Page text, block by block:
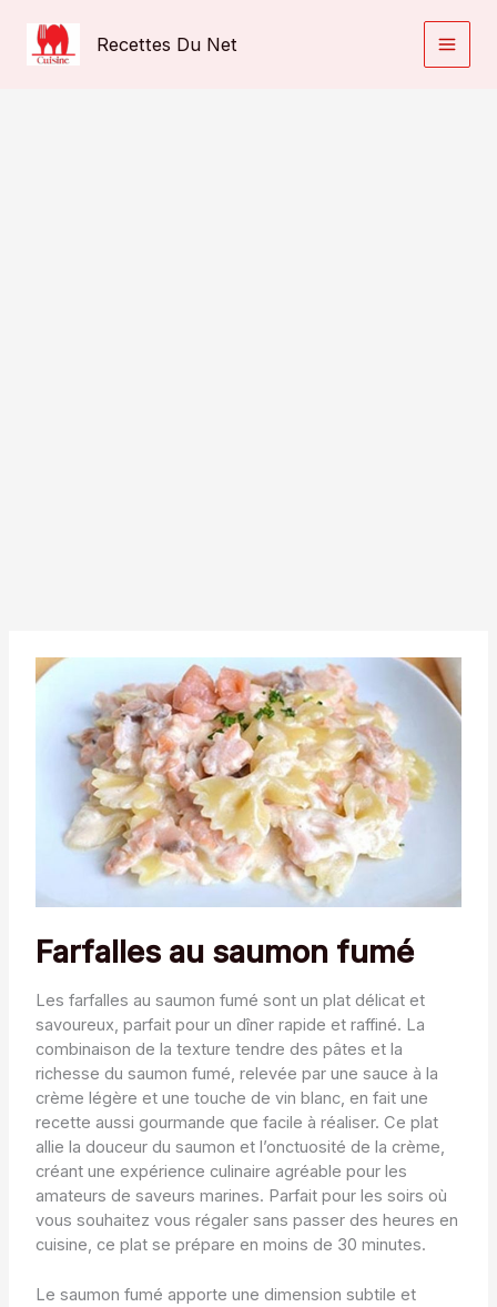
contenu
Recettes Du Net
Farfalles au saumon fumé
Les farfalles au saumon fumé sont un plat délicat et
savoureux, parfait pour un dîner rapide et raffiné. La
combinaison de la texture tendre des pâtes et la
richesse du saumon fumé, relevée par une sauce à la
crème légère et une touche de vin blanc, en fait une
recette aussi gourmande que facile à réaliser. Ce plat
allie la douceur du saumon et l’onctuosité de la crème,
créant une expérience culinaire agréable pour les
amateurs de saveurs marines. Parfait pour les soirs où
vous souhaitez vous régaler sans passer des heures en
cuisine, ce plat se prépare en moins de 30 minutes.
Le saumon fumé apporte une dimension subtile et